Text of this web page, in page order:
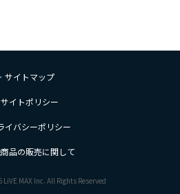
サイトマップ
サイトポリシー
イバシーポリシー
品の販売に関して
MAX Inc. All Rights Reserved